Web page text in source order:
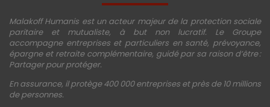
Malakoff Humanis est un acteur majeur de la protection sociale
paritaire et mutualiste, à but non lucratif. Le Groupe
accompagne entreprises et particuliers en santé, prévoyance,
épargne et retraite complémentaire, guidé par sa raison d’être :
Partager pour protéger.
En assurance, il protège 400 000 entreprises et près de 10 millions
de personnes.